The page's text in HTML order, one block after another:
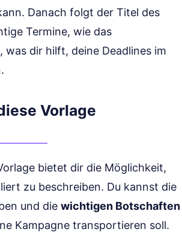
Danach folgt der Titel des
Termine, wie das
, was dir hilft, deine Deadlines im
Vorlage
bietet dir die Möglichkeit,
zu beschreiben. Du kannst die
und die wichtigen Botschaften
Kampagne transportieren soll.